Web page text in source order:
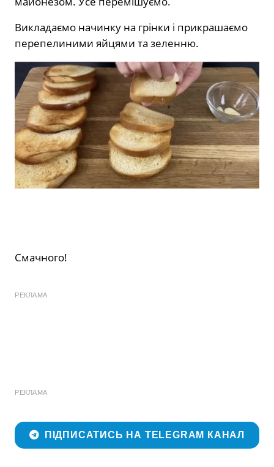
Викладаємо начинку на грінки і прикрашаємо
перепелиними яйцями та зеленню.
Смачного!
РЕКЛАМА
РЕКЛАМА
ПІДПИСАТИСЬ НА TELEGRAM КАНАЛ